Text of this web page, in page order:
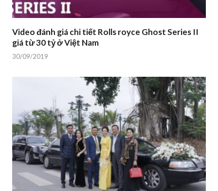
Video đánh giá chi tiết Rolls royce Ghost Series II
giá từ 30 tỷ ở Việt Nam
30/09/2019